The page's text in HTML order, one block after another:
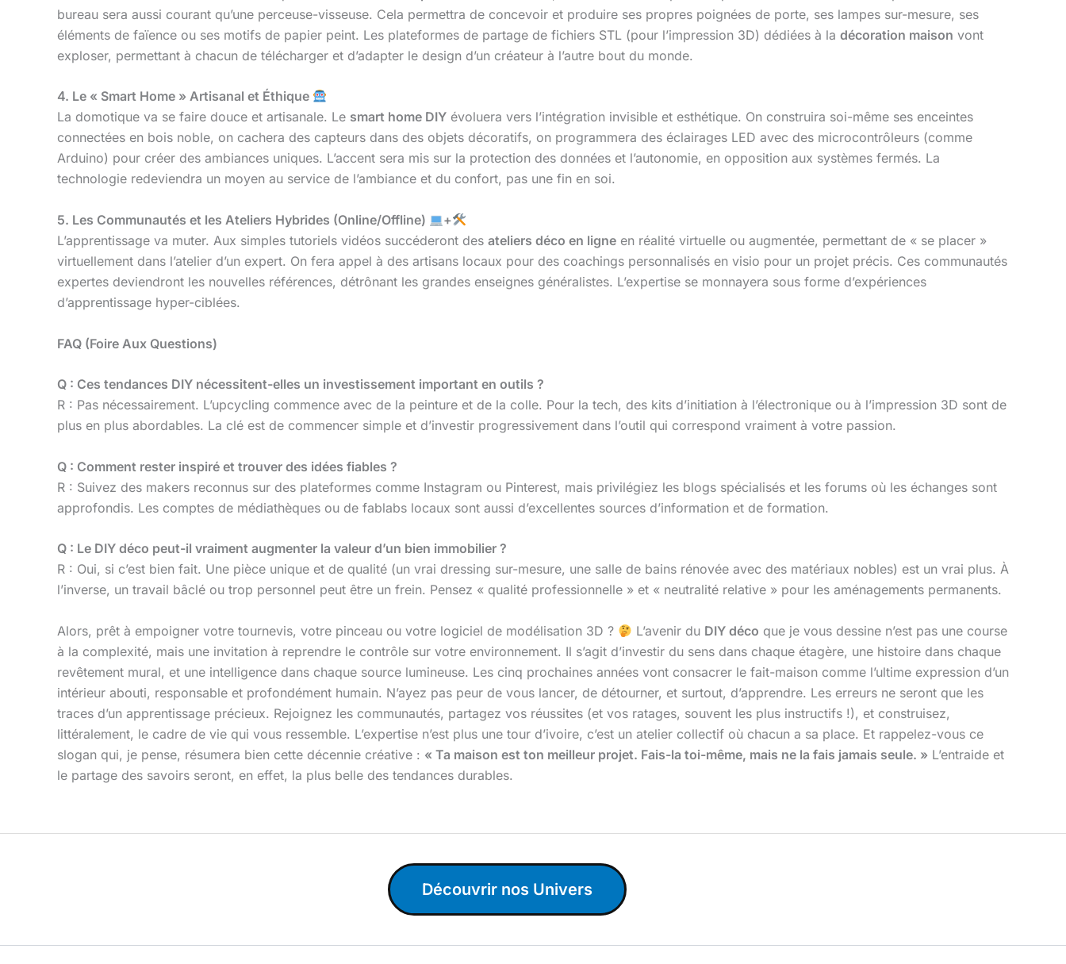
bureau sera aussi courant qu’une perceuse-visseuse. Cela permettra de concevoir et produire ses propres poignées de porte, ses lampes sur-mesure, ses
éléments de faïence ou ses motifs de papier peint. Les plateformes de partage de fichiers STL (pour l’impression 3D) dédiées à la décoration maison vont
exploser, permettant à chacun de télécharger et d’adapter le design d’un créateur à l’autre bout du monde.
4. Le « Smart Home » Artisanal et Éthique
La domotique va se faire douce et artisanale. Le smart home DIY évoluera vers l’intégration invisible et esthétique. On construira soi-même ses enceintes
connectées en bois noble, on cachera des capteurs dans des objets décoratifs, on programmera des éclairages LED avec des microcontrôleurs (comme
Arduino) pour créer des ambiances uniques. L’accent sera mis sur la protection des données et l’autonomie, en opposition aux systèmes fermés. La
technologie redeviendra un moyen au service de l’ambiance et du confort, pas une fin en soi.
5. Les Communautés et les Ateliers Hybrides (Online/Offline)
+
L’apprentissage va muter. Aux simples tutoriels vidéos succéderont des ateliers déco en ligne en réalité virtuelle ou augmentée, permettant de « se placer »
virtuellement dans l’atelier d’un expert. On fera appel à des artisans locaux pour des coachings personnalisés en visio pour un projet précis. Ces communautés
expertes deviendront les nouvelles références, détrônant les grandes enseignes généralistes. L’expertise se monnayera sous forme d’expériences
d’apprentissage hyper-ciblées.
FAQ (Foire Aux Questions)
Q : Ces tendances DIY nécessitent-elles un investissement important en outils ?
R : Pas nécessairement. L’upcycling commence avec de la peinture et de la colle. Pour la tech, des kits d’initiation à l’électronique ou à l’impression 3D sont de
plus en plus abordables. La clé est de commencer simple et d’investir progressivement dans l’outil qui correspond vraiment à votre passion.
Q : Comment rester inspiré et trouver des idées fiables ?
R : Suivez des makers reconnus sur des plateformes comme Instagram ou Pinterest, mais privilégiez les blogs spécialisés et les forums où les échanges sont
approfondis. Les comptes de médiathèques ou de fablabs locaux sont aussi d’excellentes sources d’information et de formation.
Q : Le DIY déco peut-il vraiment augmenter la valeur d’un bien immobilier ?
R : Oui, si c’est bien fait. Une pièce unique et de qualité (un vrai dressing sur-mesure, une salle de bains rénovée avec des matériaux nobles) est un vrai plus. À
l’inverse, un travail bâclé ou trop personnel peut être un frein. Pensez « qualité professionnelle » et « neutralité relative » pour les aménagements permanents.
Alors, prêt à empoigner votre tournevis, votre pinceau ou votre logiciel de modélisation 3D ? L’avenir du DIY déco que je vous dessine n’est pas une course
à la complexité, mais une invitation à reprendre le contrôle sur votre environnement. Il s’agit d’investir du sens dans chaque étagère, une histoire dans chaque
revêtement mural, et une intelligence dans chaque source lumineuse. Les cinq prochaines années vont consacrer le fait-maison comme l’ultime expression d’un
intérieur abouti, responsable et profondément humain. N’ayez pas peur de vous lancer, de détourner, et surtout, d’apprendre. Les erreurs ne seront que les
traces d’un apprentissage précieux. Rejoignez les communautés, partagez vos réussites (et vos ratages, souvent les plus instructifs !), et construisez,
littéralement, le cadre de vie qui vous ressemble. L’expertise n’est plus une tour d’ivoire, c’est un atelier collectif où chacun a sa place. Et rappelez-vous ce
slogan qui, je pense, résumera bien cette décennie créative : « Ta maison est ton meilleur projet. Fais-la toi-même, mais ne la fais jamais seule. » L’entraide et
le partage des savoirs seront, en effet, la plus belle des tendances durables.
Découvrir nos Univers